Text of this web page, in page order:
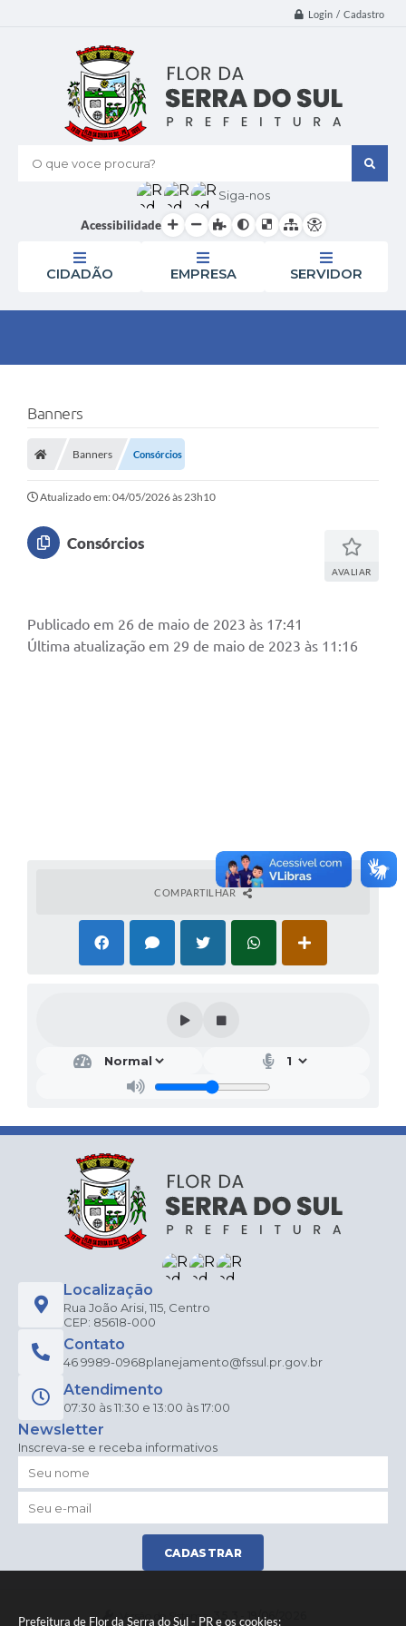
Prefeitura de Flor da Serra do Sul - PR e os cookies:
Login / Cadastro
O que voce procura?
Siga-nos
Acessibilidade
CIDADÃO EMPRESA SERVIDOR
Banners
Banners Consórcios
Atualizado em: 04/05/2026 às 23h10
Consórcios
AVALIAR
Publicado em 26 de maio de 2023 às 17:41
Última atualização em 29 de maio de 2023 às 11:16
COMPARTILHAR
Localização
Rua João Arisi, 115, Centro
CEP: 85618-000
Contato
46 9989-0968planejamento@fssul.pr.gov.br
Atendimento
07:30 às 11:30 e 13:00 às 17:00
Newsletter
Inscreva-se e receba informativos
CADASTRAR
Versão do Sistema:3.5.3 - 19/06/2026